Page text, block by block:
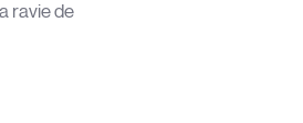
ravie de